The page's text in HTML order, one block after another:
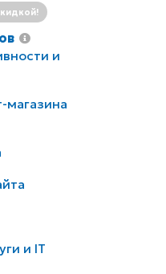
рублей в месяц
Подробнее...
и
магазина
и IT